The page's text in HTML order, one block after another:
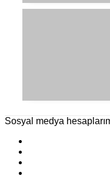
Sosyal medya